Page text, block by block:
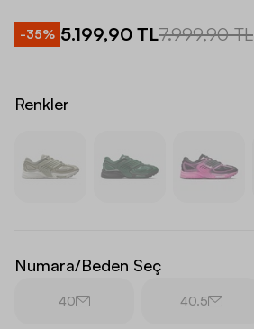
-35% 5.199,90 TL7.999,90 TL
Renkler
Numara/Beden Seç
40 40.5